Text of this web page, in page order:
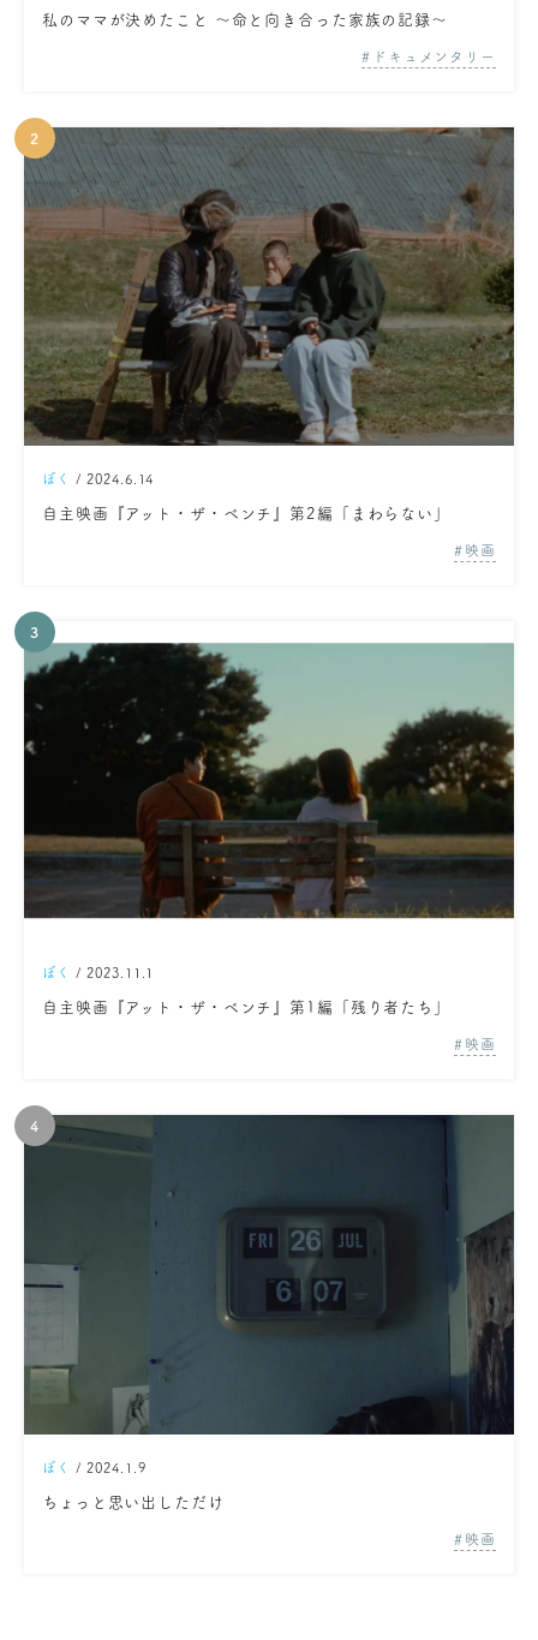
私のママが決めたこと ～命と向き合った家族の記録～
ドキュメンタリー
ぼく / 2024.6.14
自主映画『アット・ザ・ベンチ』第2編「まわらない」
映画
ぼく / 2023.11.1
自主映画『アット・ザ・ベンチ』第1編「残り者たち」
映画
ぼく / 2024.1.9
ちょっと思い出しただけ
映画